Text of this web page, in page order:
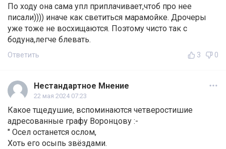
По ходу она сама упл приплачивает,чтоб про нее
писали)))) иначе как светиться марамойке. Дрoчеры
уже тоже не восхищаются. Поэтому чисто так с
бодуна,легче блевать.
Ответить 3 0
Нестандартное Мнение
22 мая 2024 07:23
Какое тщедушие, вспоминаются четверостишие
адресованные графу Воронцову :-
" Осел останется ослом,
Хоть его осыпь звёздами.